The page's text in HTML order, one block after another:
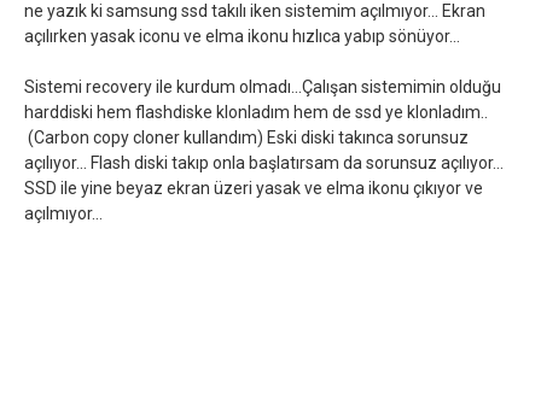
ne yazık ki samsung ssd takılı iken sistemim açılmıyor... Ekran
açılırken yasak iconu ve elma ikonu hızlıca yabıp sönüyor...
Sistemi recovery ile kurdum olmadı...Çalışan sistemimin olduğu
harddiski hem flashdiske klonladım hem de ssd ye klonladım..
(Carbon copy cloner kullandım) Eski diski takınca sorunsuz
açılıyor... Flash diski takıp onla başlatırsam da sorunsuz açılıyor...
SSD ile yine beyaz ekran üzeri yasak ve elma ikonu çıkıyor ve
açılmıyor...